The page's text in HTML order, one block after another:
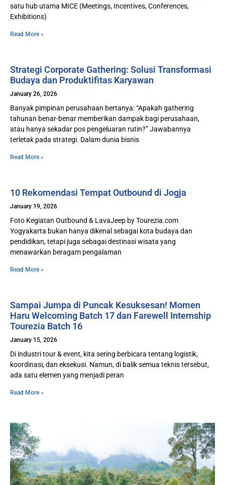
satu hub utama MICE (Meetings, Incentives, Conferences,
Exhibitions)
Read More »
Strategi Corporate Gathering: Solusi Transformasi
Budaya dan Produktifitas Karyawan
January 26, 2026
Banyak pimpinan perusahaan bertanya: “Apakah gathering
tahunan benar-benar memberikan dampak bagi perusahaan,
atau hanya sekadar pos pengeluaran rutin?” Jawabannya
terletak pada strategi. Dalam dunia bisnis
Read More »
10 Rekomendasi Tempat Outbound di Jogja
January 19, 2026
Foto Kegiatan Outbound & LavaJeep by Tourezia.com
Yogyakarta bukan hanya dikenal sebagai kota budaya dan
pendidikan, tetapi juga sebagai destinasi wisata yang
menawarkan beragam pengalaman
Read More »
Sampai Jumpa di Puncak Kesuksesan! Momen
Haru Welcoming Batch 17 dan Farewell Internship
Tourezia Batch 16
January 15, 2026
Di industri tour & event, kita sering berbicara tentang logistik,
koordinasi, dan eksekusi. Namun, di balik semua teknis tersebut,
ada satu elemen yang menjadi peran
Read More »